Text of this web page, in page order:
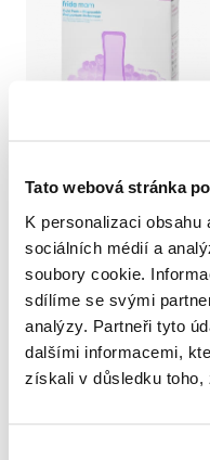
Tato webová stránka
K personalizaci
sociálních médií a
soubory cookie.
sdílíme se svými
analýzy. Partneři tyto
dalšími informacemi,
získali v důsledku toho,
chladicí absorpční
jednorázové
poporodní kalhotky
ks
(79x)
790 Kč